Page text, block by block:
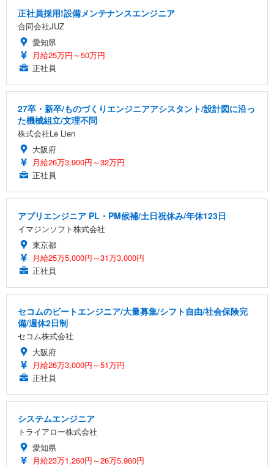
正社員採用!設備メンテナンスエンジニア
合同会社JUZ
愛知県
月給25万円～50万円
正社員
27卒・新卒/ものづくりエンジニアアシスタント/設計図に沿っ
た機械組立/文理不問
株式会社Le Lien
大阪府
月給26万3,900円～32万円
正社員
アプリエンジニア PL・PM候補/土日祝休み/年休123日
イマジンソフト株式会社
東京都
月給25万5,000円～31万3,000円
正社員
セコムのビートエンジニア/大量募集/シフト自由/社会保険完
備/週休2日制
セコム株式会社
大阪府
月給26万3,000円～51万円
正社員
システムエンジニア
トライアロー株式会社
愛知県
月給23万1,260円～26万5,960円